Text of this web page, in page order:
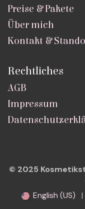
Preise & Pakete
Über mich
Kontakt &
Rechtliches
AGB
Impressum
© 2025
English (US)
|